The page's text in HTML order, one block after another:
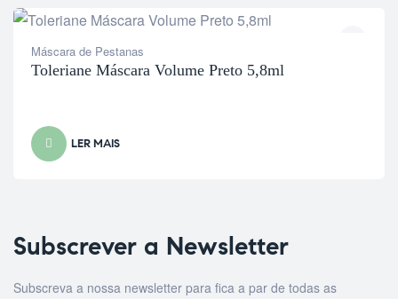
Máscara de Pestanas
Toleriane Máscara Volume Preto 5,8ml
LER MAIS
Subscrever a Newsletter
Subscreva a nossa newsletter para fica a par de todas as